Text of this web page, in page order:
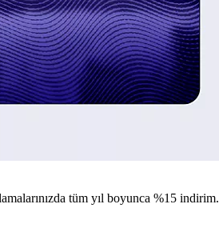
tüm yıl boyunca %15 indirim.